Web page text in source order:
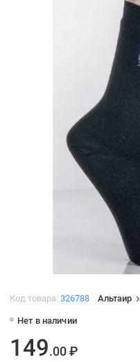
Код товара: 326788 Альтаир
Нет в наличии
149.00 ₽